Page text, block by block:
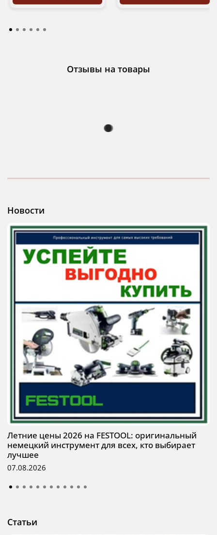
Отзывы на товары
Новости
Летние цены 2026 на FESTOOL: оригинальный
немецкий инструмент для всех, кто выбирает
лучшее
07.08.2026
Статьи